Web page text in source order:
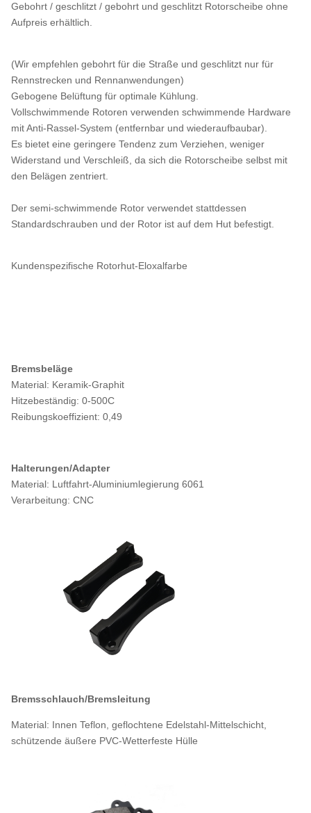
Gebohrt / geschlitzt / gebohrt und geschlitzt Rotorscheibe ohne
Aufpreis erhältlich.
(Wir empfehlen gebohrt für die Straße und geschlitzt nur für
Rennstrecken und Rennanwendungen)
Gebogene Belüftung für optimale Kühlung.
Vollschwimmende Rotoren verwenden schwimmende Hardware
mit Anti-Rassel-System (entfernbar und wiederaufbaubar).
Es bietet eine geringere Tendenz zum Verziehen, weniger
Widerstand und Verschleiß, da sich die Rotorscheibe selbst mit
den Belägen zentriert.
Der semi-schwimmende Rotor verwendet stattdessen
Standardschrauben und der Rotor ist auf dem Hut befestigt.
Kundenspezifische Rotorhut-Eloxalfarbe
Bremsbeläge
Material: Keramik-Graphit
Hitzebeständig: 0-500C
Reibungskoeffizient: 0,49
Halterungen/Adapter
Material: Luftfahrt-Aluminiumlegierung 6061
Verarbeitung: CNC
Bremsschlauch/Bremsleitung
Material: Innen Teflon, geflochtene Edelstahl-Mittelschicht,
schützende äußere PVC-Wetterfeste Hülle